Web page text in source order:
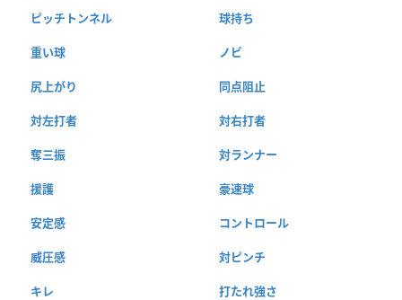
ピッチトンネル 球持ち
重い球 ノビ
尻上がり 同点阻止
対左打者 対右打者
奪三振 対ランナー
援護 豪速球
安定感 コントロール
威圧感 対ピンチ
キレ 打たれ強さ